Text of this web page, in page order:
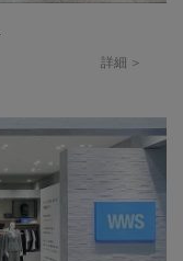
詳細 ＞